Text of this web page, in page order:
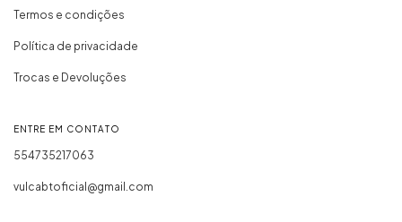
Termos e condições
Política de privacidade
Trocas e Devoluções
ENTRE EM CONTATO
554735217063
vulcabtoficial@gmail.com